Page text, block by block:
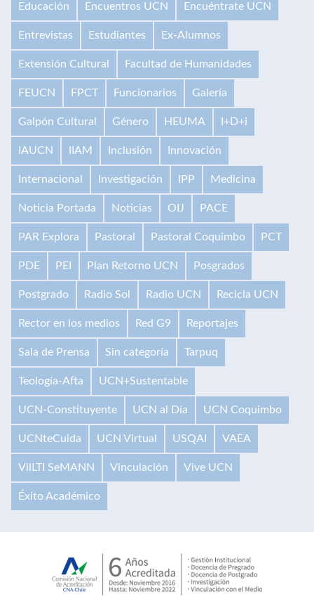
Educación Encuentros UCN Encuéntrate UCN
Entrevistas Estudiantes Ex-Alumnos
Extensión Cultural Facultad de Humanidades
FEUCN FPCT Funcionarios Galería
Galpón Cultural Género HEUMA I+D+i
IAUCN IIAM Inclusión Innovación
Internacional Investigación IPP Medicina
Noticia Portada Noticias OIJ PACE
PAR Explora Pastoral Pastoral Coquimbo PCT
PDE PEI Plan Retorno UCN Posgrados
Postgrado Radio Sol Radio UCN Recicla UCN
Rector en los medios Red G9 Reportajes
Sala de Prensa Sin categoría Tarpuq
Teología-Afta UCN+Sustentable
UCN-Constituyente UCN al Día UCN Coquimbo
UCNteCuida UCN Virtual USQAI VAEA
VilLTI SeMANN Vinculación Vive UCN
Éxito Académico